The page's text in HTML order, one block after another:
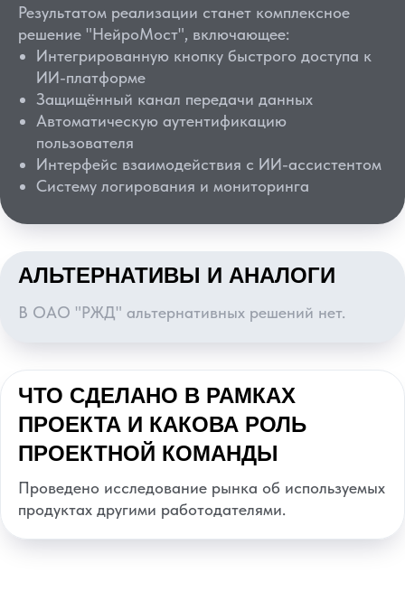
Результатом реализации станет комплексное
решение "НейроМост", включающее:
Интегрированную кнопку быстрого доступа к
ИИ-платформе
Защищённый канал передачи данных
Автоматическую аутентификацию
пользователя
Интерфейс взаимодействия с ИИ-ассистентом
Систему логирования и мониторинга
АЛЬТЕРНАТИВЫ И АНАЛОГИ
В ОАО "РЖД" альтернативных решений нет.
ЧТО СДЕЛАНО В РАМКАХ
ПРОЕКТА И КАКОВА РОЛЬ
ПРОЕКТНОЙ КОМАНДЫ
Проведено исследование рынка об используемых
продуктах другими работодателями.